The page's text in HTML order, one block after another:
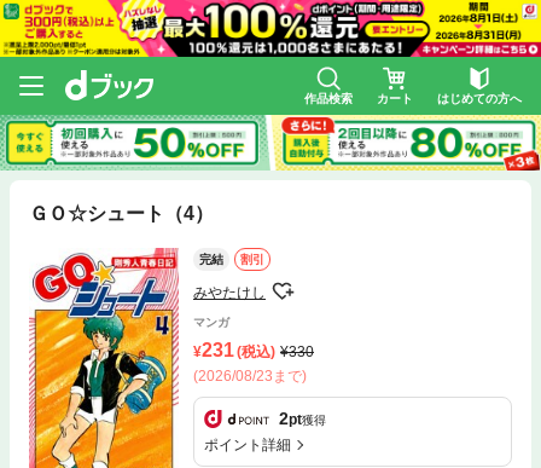
作品検索 カート はじめての方へ
ＧＯ☆シュート（4）
完結 割引
みやたけし
マンガ
231(税込)
330
(2026/08/23まで)
2pt獲得
ポイント詳細